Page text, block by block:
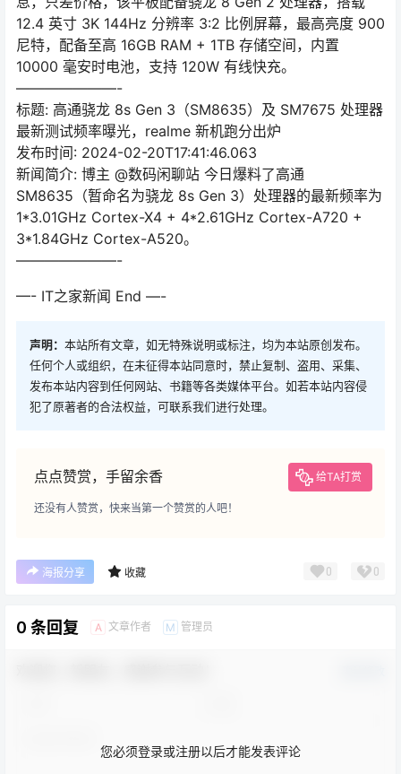
12.4 英寸 3K 144Hz 分辨率 3:2 比例屏幕，最高亮度 900
尼特，配备至高 16GB RAM + 1TB 存储空间，内置
10000 毫安时电池，支持 120W 有线快充。
———————-
标题: 高通骁龙 8s Gen 3（SM8635）及 SM7675 处理器
最新测试频率曝光，realme 新机跑分出炉
发布时间: 2024-02-20T17:41:46.063
新闻简介: 博主 @数码闲聊站 今日爆料了高通
SM8635（暂命名为骁龙 8s Gen 3）处理器的最新频率为
1*3.01GHz Cortex-X4 + 4*2.61GHz Cortex-A720 +
3*1.84GHz Cortex-A520。
———————-
—- IT之家新闻 End —-
声明： 本站所有文章，如无特殊说明或标注，均为本站原创发布。
任何个人或组织，在未征得本站同意时，禁止复制、盗用、采集、
发布本站内容到任何网站、书籍等各类媒体平台。如若本站内容侵
犯了原著者的合法权益，可联系我们进行处理。
点点赞赏，手留余香 给TA打赏
还没有人赞赏，快来当第一个赞赏的人吧！
海报分享 收藏 0 0
0 条回复 A 文章作者 M 管理员
您必须登录或注册以后才能发表评论